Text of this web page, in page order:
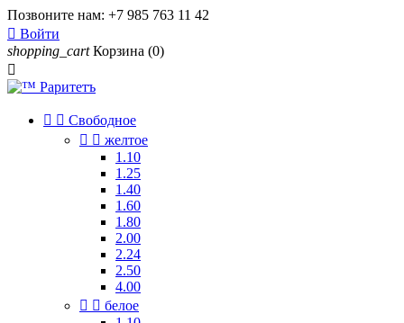
Позвоните нам: +7 985 763 11 42
 Войти
shopping_cart Корзина (0)

  Свободное
  желтое
1.10
1.25
1.40
1.60
1.80
2.00
2.24
2.50
4.00
  белое